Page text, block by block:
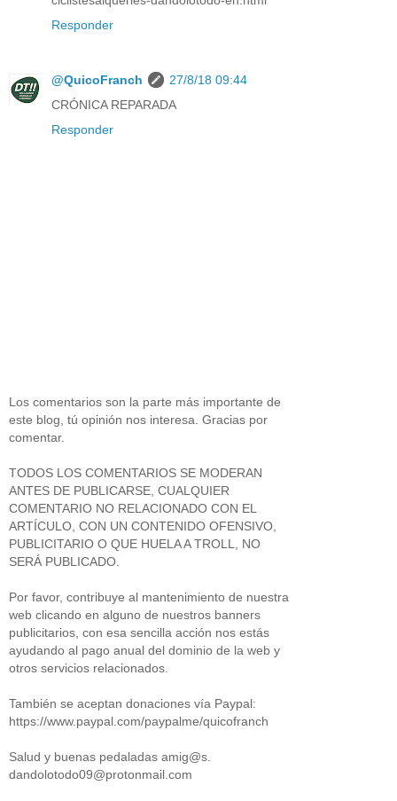
Responder
@QuicoFranch
27/8/18 09:44
CRÓNICA REPARADA
Responder
Los comentarios son la parte más importante de
este blog, tú opinión nos interesa. Gracias por
comentar.
TODOS LOS COMENTARIOS SE MODERAN
ANTES DE PUBLICARSE, CUALQUIER
COMENTARIO NO RELACIONADO CON EL
ARTÍCULO, CON UN CONTENIDO OFENSIVO,
PUBLICITARIO O QUE HUELA A TROLL, NO
SERÁ PUBLICADO.
Por favor, contribuye al mantenimiento de nuestra
web clicando en alguno de nuestros banners
publicitarios, con esa sencilla acción nos estás
ayudando al pago anual del dominio de la web y
otros servicios relacionados.
También se aceptan donaciones vía Paypal:
https://www.paypal.com/paypalme/quicofranch
Salud y buenas pedaladas amig@s.
dandolotodo09@protonmail.com